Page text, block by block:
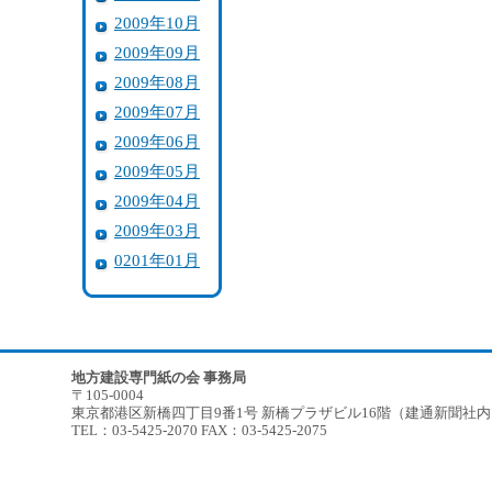
2009年10月
2009年09月
2009年08月
2009年07月
2009年06月
2009年05月
2009年04月
2009年03月
0201年01月
地方建設専門紙の会 事務局
〒105-0004
東京都港区新橋四丁目9番1号 新橋プラザビル16階（建通新聞社
TEL：03-5425-2070 FAX：03-5425-2075